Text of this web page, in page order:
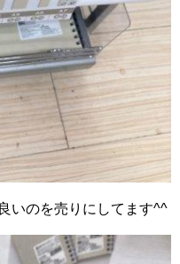
いのを売りにしてます^^